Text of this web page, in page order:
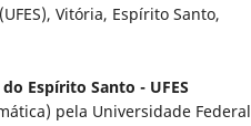
Vitória, Espírito Santo,
Espírito Santo - UFES
pela Universidade Federal